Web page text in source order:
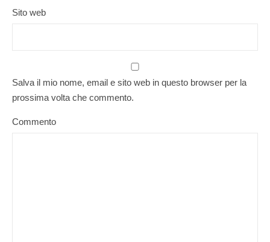
Sito web
Salva il mio nome, email e sito web in questo browser per la
prossima volta che commento.
Commento